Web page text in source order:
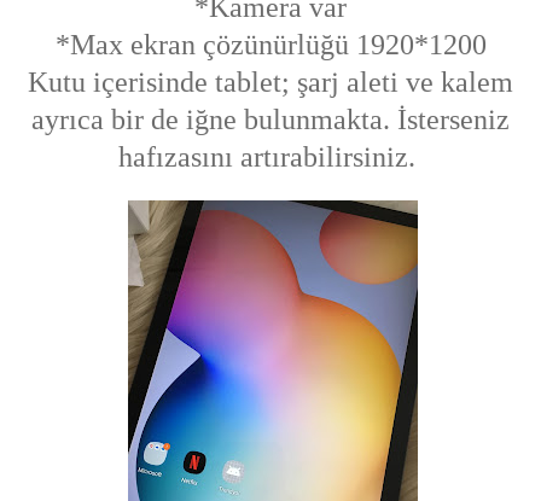
*Kamera var
*Max ekran çözünürlüğü 1920*1200
Kutu içerisinde tablet; şarj aleti ve kalem
ayrıca bir de iğne bulunmakta. İsterseniz
hafızasını artırabilirsiniz.